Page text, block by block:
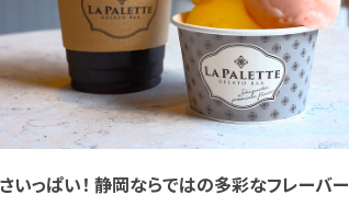
いっぱい！ 静岡ならではの多彩なフレーバー